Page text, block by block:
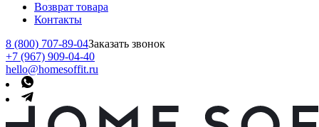
Возврат товара
Контакты
8 (800) 707-89-04Заказать звонок
+7 (967) 909-04-40
hello@homesoffit.ru